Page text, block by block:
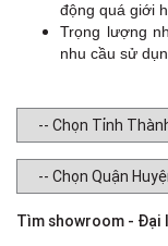
động quá giới
Trọng lượng
nhu cầu sử
Tìm showroom - Đại